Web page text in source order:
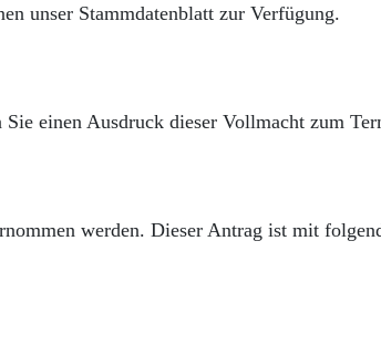
unser Stammdatenblatt zur Verfügung.
einen Ausdruck dieser Vollmacht zum
werden. Dieser Antrag ist mit